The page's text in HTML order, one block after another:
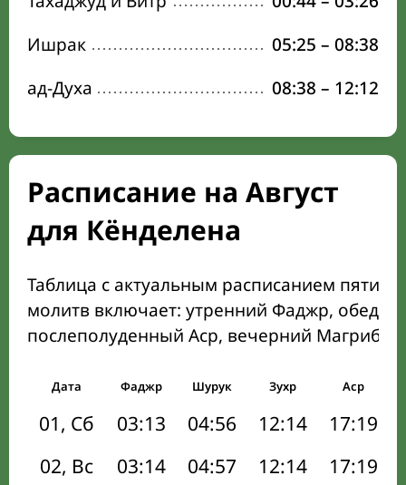
Ишрак
05:25 – 08:38
ад-Духа
08:38 – 12:12
Расписание на Август
для Кёнделена
Таблица с актуальным расписанием пяти
молитв включает: утренний Фаджр,
послеполуденный Аср, вечерний Магриб
Дата Фаджр Шурук Зухр Аср
01, Сб 03:13 04:56 12:14 17:19
02, Вс
03:14 04:57 12:14 17:19